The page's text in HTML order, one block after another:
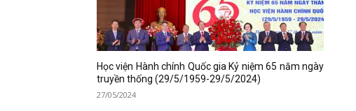
Học viện Hành chính Quốc gia Kỷ niệm 65 năm ngày
truyền thống (29/5/1959-29/5/2024)
27/05/2024